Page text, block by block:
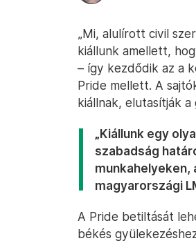
„Mi, alulírott civil
kiállunk amellett,
– így kezdődik az a
Pride mellett. A
kiállnak, elutasítják
„Kiállunk egy
szabadság
magyarországi
A Pride betiltását
békés